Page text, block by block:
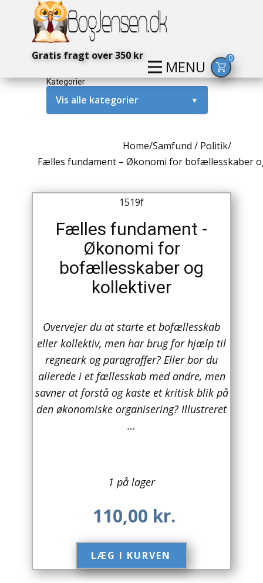
MENU
Gratis fragt over 350 kr 0
Kategorier
Vis alle kategorier ▼
Antikke / Specielle Bøger
Antikviteter
Arkæologi
Arkitektur
Australien
Biografier / Erindringer
Børn / Unge
Børnebøger
Drikkevare / Øl / Vin
Erhverv
Home/Samfund / Politik/
Fælles fundament – Økonomi for bofællesskaber
1519f
Fælles fundament -
Økonomi for
bofællesskaber og
kollektiver
Overvejer du at starte et bofællesskab
eller kollektiv, men har brug for hjælp til
regneark og paragraffer? Eller bor du
allerede i et fællesskab med andre, men
savner at forstå og kaste et kritisk blik på
den økonomiske organisering? Illustreret
…
1 på lager
110,00 kr.
LÆG I KURVEN​